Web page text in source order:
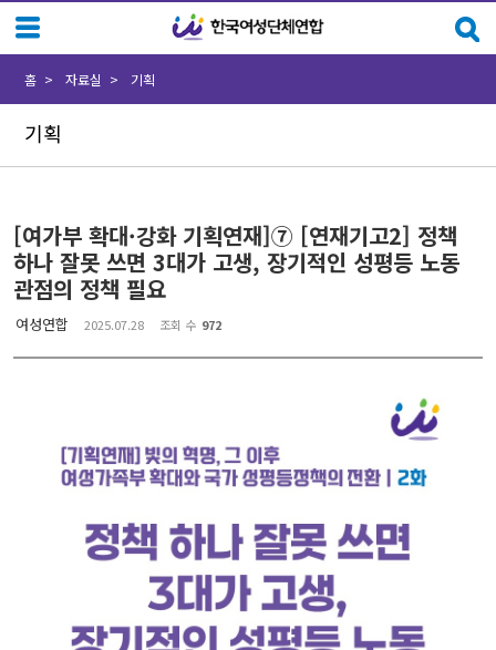
기획
홈 자료실 기획
[여가부 확대·강화 기획연재]⑦ [연재기고2] 정책
하나 잘못 쓰면 3대가 고생, 장기적인 성평등 노동
관점의 정책 필요
여성연합 2025.07.28 조회 수 972